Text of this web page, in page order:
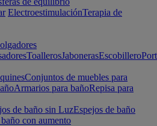
ElectroestimulaciónTerapia de
ToallerosJabonerasEscobillero
Conjuntos de muebles para
Armarios para bañoRepisa para
de baño sin LuzEspejos de baño
con aumento